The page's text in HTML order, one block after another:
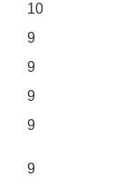
10
9
9
9
9
9